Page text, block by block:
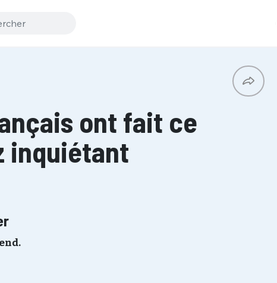
ont fait ce
inquiétant